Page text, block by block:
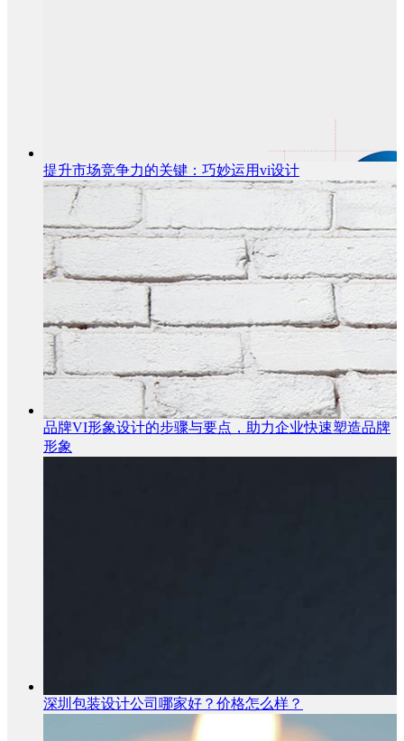
提升市场竞争力的关键：巧妙运用vi设计
品牌VI形象设计的步骤与要点，助力企业快速塑造品牌
形象
深圳包装设计公司哪家好？价格怎么样？